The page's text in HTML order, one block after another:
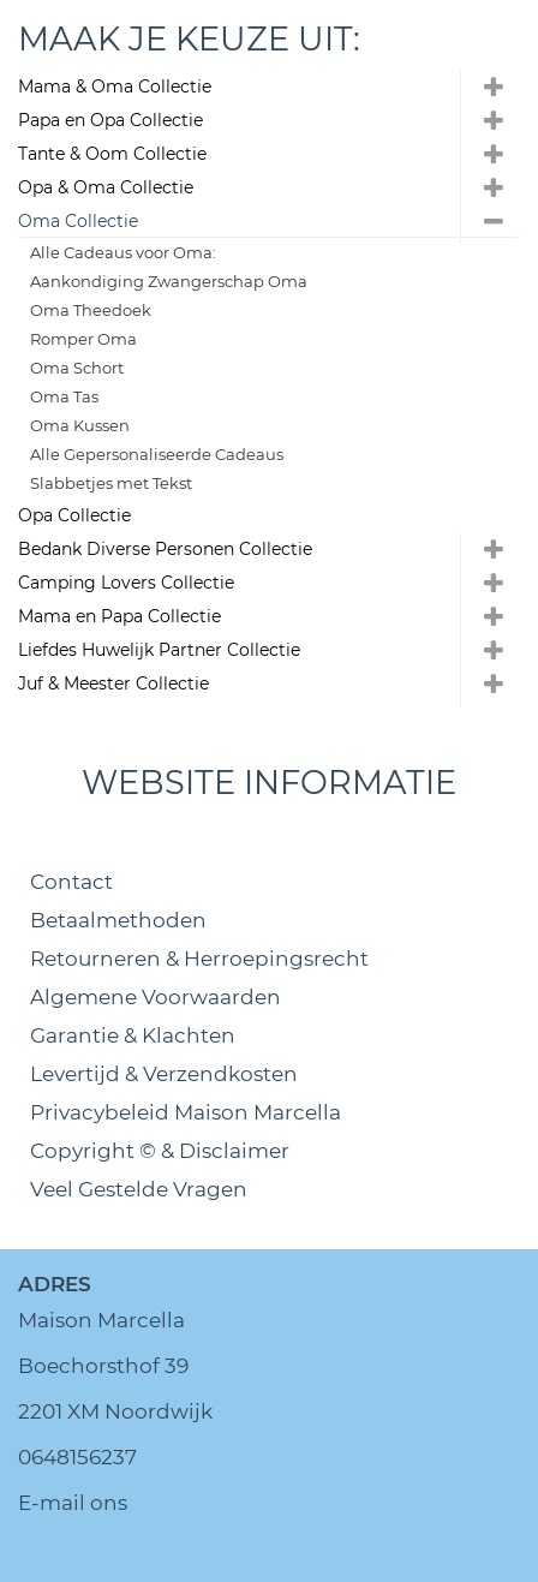
MAAK JE KEUZE UIT:
Mama & Oma Collectie
Papa en Opa Collectie
Tante & Oom Collectie
Opa & Oma Collectie
Oma Collectie
Alle Cadeaus voor Oma:
Aankondiging Zwangerschap Oma
Oma Theedoek
Romper Oma
Oma Schort
Oma Tas
Oma Kussen
Alle Gepersonaliseerde Cadeaus
Slabbetjes met Tekst
Opa Collectie
Bedank Diverse Personen Collectie
Camping Lovers Collectie
Mama en Papa Collectie
Liefdes Huwelijk Partner Collectie
Juf & Meester Collectie
WEBSITE INFORMATIE
Contact
Betaalmethoden
Retourneren & Herroepingsrecht
Algemene Voorwaarden
Garantie & Klachten
Levertijd & Verzendkosten
Privacybeleid Maison Marcella
Copyright © & Disclaimer
Veel Gestelde Vragen
ADRES
Maison Marcella
Boechorsthof 39
2201 XM Noordwijk
0648156237
E-mail ons